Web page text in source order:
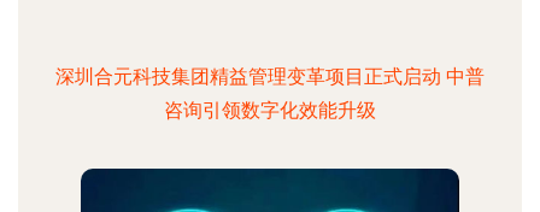
深圳合元科技集团精益管理变革项目正式启动 中普
咨询引领数字化效能升级